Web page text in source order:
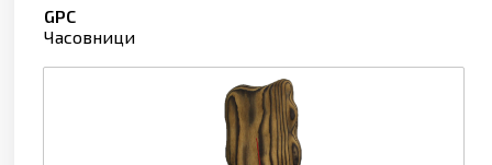
GPC
Часовници